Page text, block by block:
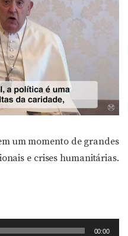
um momento de grandes
e crises humanitárias.
00:00